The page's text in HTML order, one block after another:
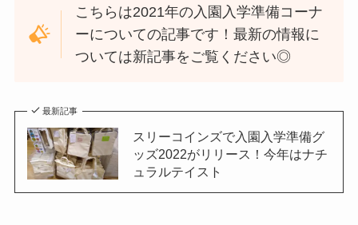
こちらは2021年の入園入学準備コーナ
ーについての記事です！最新の情報に
ついては新記事をご覧ください◎
最新記事
スリーコインズで入園入学準備グ
ッズ2022がリリース！今年はナチ
ュラルテイスト